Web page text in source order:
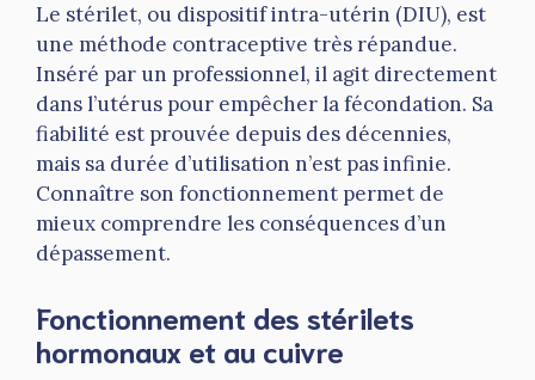
Le stérilet, ou dispositif intra-utérin (DIU), est
une méthode contraceptive très répandue.
Inséré par un professionnel, il agit directement
dans l’utérus pour empêcher la fécondation. Sa
fiabilité est prouvée depuis des décennies,
mais sa durée d’utilisation n’est pas infinie.
Connaître son fonctionnement permet de
mieux comprendre les conséquences d’un
dépassement.
Fonctionnement des stérilets
hormonaux et au cuivre